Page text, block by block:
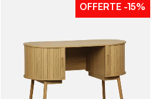
OFFERTE-15%